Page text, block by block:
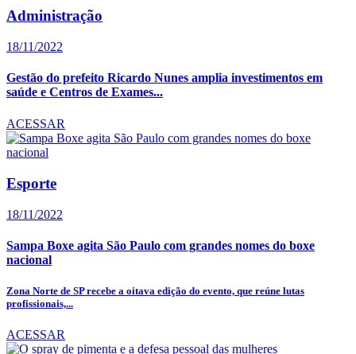
Administração
18/11/2022
Gestão do prefeito Ricardo Nunes amplia investimentos em
saúde e Centros de Exames...
ACESSAR
Esporte
18/11/2022
Sampa Boxe agita São Paulo com grandes nomes do boxe
nacional
Zona Norte de SP recebe a oitava edição do evento, que reúne lutas
profissionais,...
ACESSAR